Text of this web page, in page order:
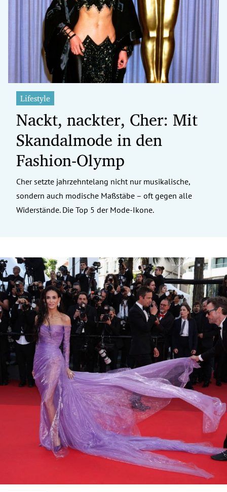
Lifestyle
Nackt, nackter, Cher: Mit
Skandalmode in den
Fashion-Olymp
Cher setzte jahrzehntelang nicht nur musikalische,
sondern auch modische Maßstäbe – oft gegen alle
Widerstände. Die Top 5 der Mode-Ikone.